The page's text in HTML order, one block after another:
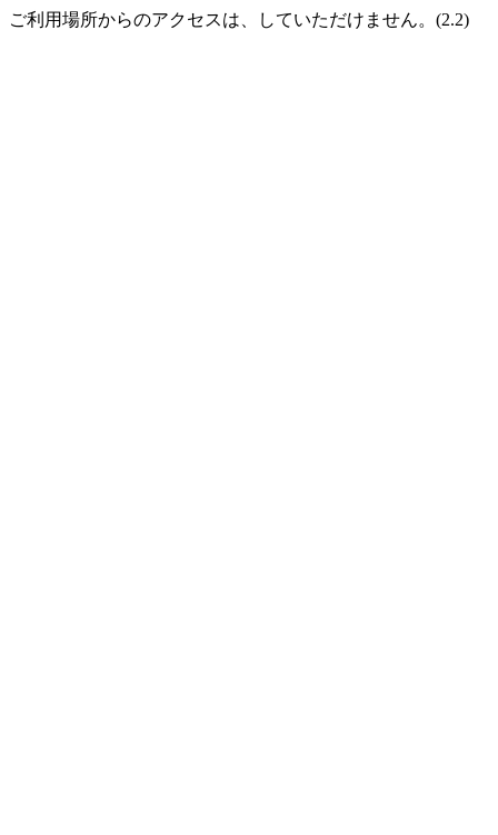
ご利用場所からのアクセスは、していただけません。(2.2)